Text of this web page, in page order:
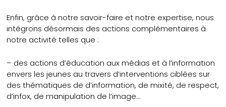
Enfin, grâce à notre savoir-faire et notre expertise, nous
intégrons désormais des actions complémentaires à
notre activité telles que :
– des actions d’éducation aux médias et à l’information
envers les jeunes au travers d’interventions ciblées sur
des thématiques de d’information, de mixité, de respect,
d’infox, de manipulation de l’image…